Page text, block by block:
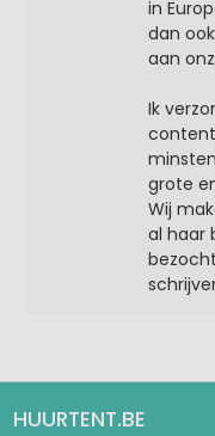
in
dan
aan
Ik
grote
Wij
al haar
HUURTENT.BE